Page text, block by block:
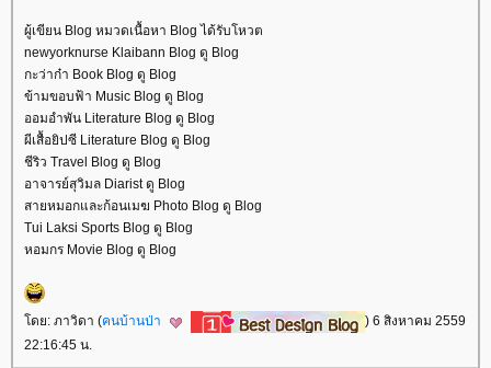
ผู้เขียน Blog หมวดเนื้อหา Blog ได้รับโหวต
newyorknurse Klaibann Blog ดู Blog
กะว่าก๋า Book Blog ดู Blog
ข้ามขอบฟ้า Music Blog ดู Blog
ออมอำพัน Literature Blog ดู Blog
ผีเสื้อยิปซี Literature Blog ดู Blog
ชีริว Travel Blog ดู Blog
อาจารย์สุวิมล Diarist ดู Blog
สายหมอกและก้อนเมฆ Photo Blog ดู Blog
Tui Laksi Sports Blog ดู Blog
หอมกร Movie Blog ดู Blog
ดย: ภาวิดา (คนบ้านป่า
) 6 สิงหาคม 2559
22:16:45 น.